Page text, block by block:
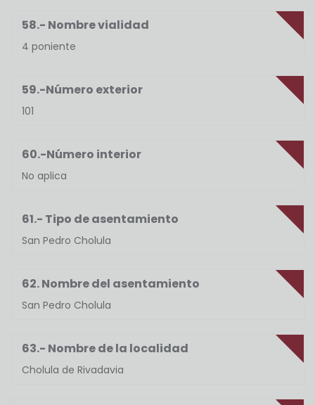
58.- Nombre vialidad
4 poniente
59.-Número exterior
101
60.-Número interior
No aplica
61.- Tipo de asentamiento
San Pedro Cholula
62. Nombre del asentamiento
San Pedro Cholula
63.- Nombre de la localidad
Cholula de Rivadavia